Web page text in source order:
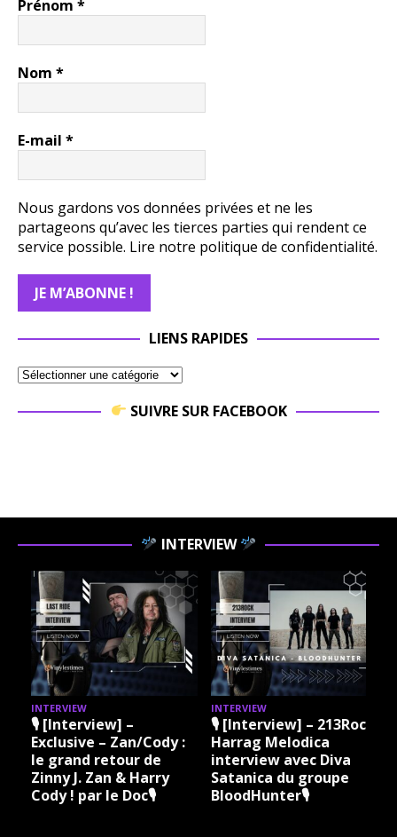
Prénom *
Nom *
E-mail *
Nous gardons vos données privées et ne les
partageons qu’avec les tierces parties qui rendent ce
service possible. Lire notre politique de confidentialité.
LIENS RAPIDES
SUIVRE SUR FACEBOOK
INTERVIEW
INTERVIEW
🎙 [Interview] –
Exclusive – Zan/Cody :
le grand retour de
Zinny J. Zan & Harry
Cody ! par le Doc🎙
INTERVIEW
🎙 [Interview] – 213Rock
Harrag Melodica
interview avec Diva
Satanica du groupe
BloodHunter🎙